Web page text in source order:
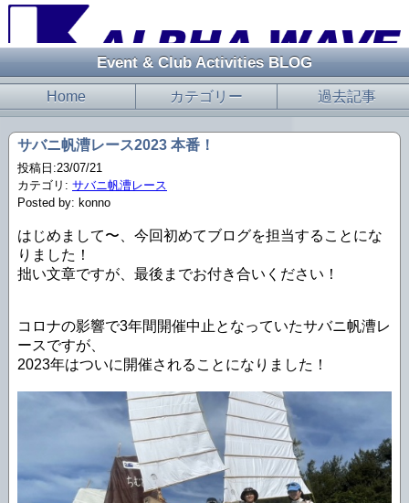
Event & Club Activities BLOG
Home カテゴリー 過去記事
サバニ帆漕レース2023 本番！
投稿日:23/07/21
カテゴリ: サバニ帆漕レース
Posted by: konno
はじめまして〜、今回初めてブログを担当することにな
りました！
拙い文章ですが、最後までお付き合いください！
コロナの影響で3年間開催中止となっていたサバニ帆漕レ
ースですが、
2023年はついに開催されることになりました！